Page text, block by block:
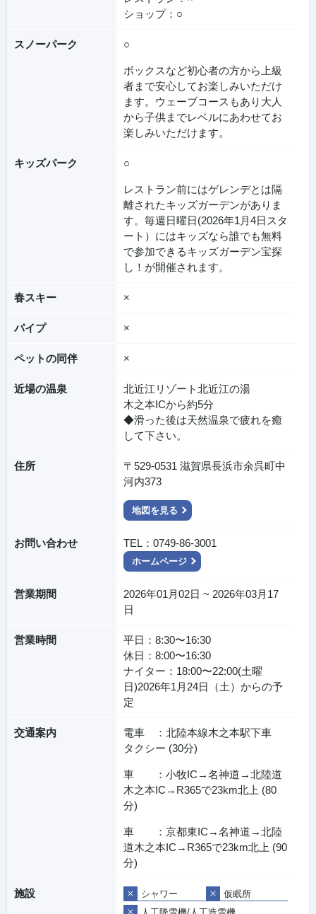
ショップ：○
スノーパーク ○
ボックスなど初心者の方から上級
者まで安心してお楽しみいただけ
ます。ウェーブコースもあり大人
から子供までレベルにあわせてお
楽しみいただけます。
キッズパーク ○
レストラン前にはゲレンデとは隔
離されたキッズガーデンがありま
す。毎週日曜日(2026年1月4日スタ
ート）にはキッズなら誰でも無料
で参加できるキッズガーデン宝探
し！が開催されます。
春スキー ×
パイプ ×
ペットの同伴 ×
近場の温泉
北近江リゾート北近江の湯
木之本ICから約5分
◆滑った後は天然温泉で疲れを癒
して下さい。
住所
〒529-0531 滋賀県長浜市余呉町中
河内373
地図を見る
お問い合わせ TEL：0749-86-3001
ホームページ
営業期間
2026年01月02日 ~ 2026年03月17
日
営業時間
平日：8:30〜16:30
休日：8:00〜16:30
ナイター：18:00〜22:00(土曜
日)2026年1月24日（土）からの予
定
交通案内
電車 ：北陸本線木之本駅下車
タクシー (30分)
車 ：小牧IC→名神道→北陸道
木之本IC→R365で23km北上 (80
分)
車 ：京都東IC→名神道→北陸
道木之本IC→R365で23km北上 (90
分)
施設 シャワー
仮眠所